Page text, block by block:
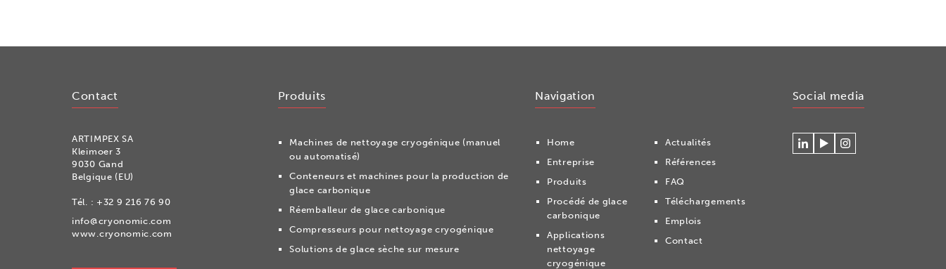
Contact
ARTIMPEX SA
Kleimoer 3
9030 Gand
Belgique (EU)
Tél. : +32 9 216 76 90
info@cryonomic.com
www.cryonomic.com
Produits
Machines de nettoyage cryogénique (manuel
ou automatisé)
Conteneurs et machines pour la production de
glace carbonique
Réemballeur de glace carbonique
Compresseurs pour nettoyage cryogénique
Solutions de glace sèche sur mesure
Navigation
Home
Entreprise
Produits
Procédé de glace
carbonique
Applications
nettoyage
cryogénique
Actualités
Références
FAQ
Téléchargements
Emplois
Contact
Social media
Se
Regardez
Volg